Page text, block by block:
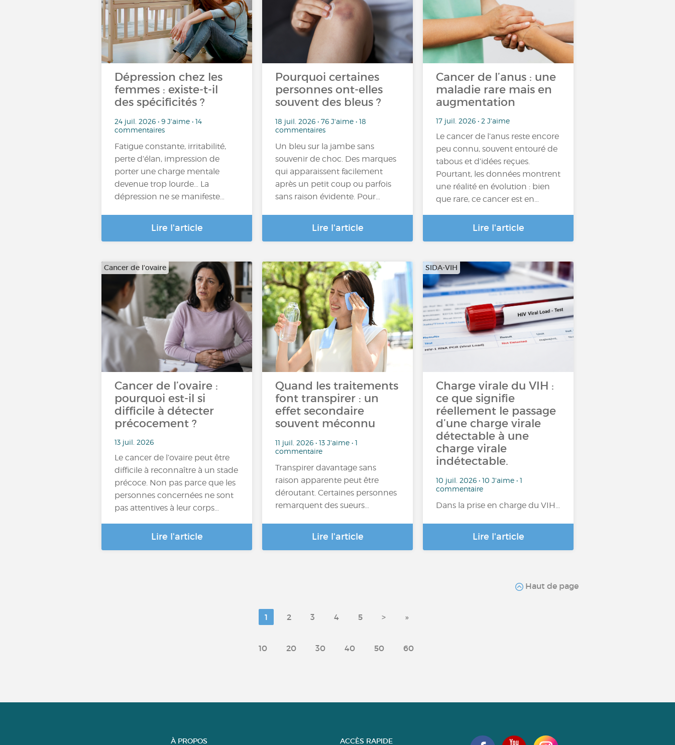
Dépression chez les
femmes : existe-t-il
des spécificités ?
24 juil. 2026 • 9 J'aime • 14
commentaires
Fatigue constante, irritabilité,
perte d’élan, impression de
porter une charge mentale
devenue trop lourde… La
dépression ne se manifeste…
Lire l'article
Pourquoi certaines
personnes ont-elles
souvent des bleus ?
18 juil. 2026 • 76 J'aime • 18
commentaires
Un bleu sur la jambe sans
souvenir de choc. Des marques
qui apparaissent facilement
après un petit coup ou parfois
sans raison évidente. Pour…
Lire l'article
Cancer de l’anus : une
maladie rare mais en
augmentation
17 juil. 2026 • 2 J'aime
Le cancer de l’anus reste encore
peu connu, souvent entouré de
tabous et d’idées reçues.
Pourtant, les données montrent
une réalité en évolution : bien
que rare, ce cancer est en…
Lire l'article
Cancer de l'ovaire
Cancer de l’ovaire :
pourquoi est-il si
difficile à détecter
précocement ?
13 juil. 2026
Le cancer de l’ovaire peut être
difficile à reconnaître à un stade
précoce. Non pas parce que les
personnes concernées ne sont
pas attentives à leur corps…
Lire l'article
Quand les traitements
font transpirer : un
effet secondaire
souvent méconnu
11 juil. 2026 • 13 J'aime • 1
commentaire
Transpirer davantage sans
raison apparente peut être
déroutant. Certaines personnes
remarquent des sueurs…
Lire l'article
SIDA-VIH
Charge virale du VIH :
ce que signifie
réellement le passage
d’une charge virale
détectable à une
charge virale
indétectable.
10 juil. 2026 • 10 J'aime • 1
commentaire
Dans la prise en charge du VIH…
Lire l'article
Haut de page
1 2 3 4 5 > »
10 20 30 40 50 60
À PROPOS ACCÈS RAPIDE